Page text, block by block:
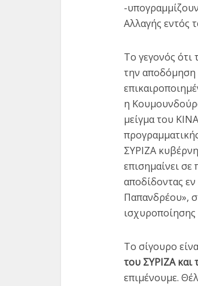
-
Αλλαγής εντός
Το γεγονός ότι
την αποδόμηση
η
μείγμα του
ΣΥΡΙΖΑ
επισημαίνει
αποδίδοντας
Παπανδρέου»,
Το σίγουρο
του ΣΥΡΙΖΑ
επιμένουμε.